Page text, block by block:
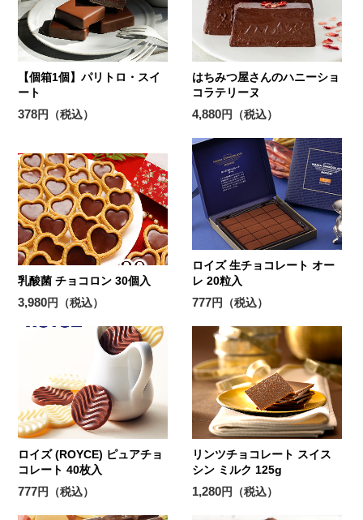
【個箱1個】パリトロ・スイ
ート
378円（税込）
はちみつ屋さんのハニーショ
コラテリーヌ
4,880円（税込）
乳酸菌 チョコロン 30個入
3,980円（税込）
ロイズ 生チョコレート オー
レ 20粒入
777円（税込）
ロイズ (ROYCE) ピュアチョ
コレート 40枚入
777円（税込）
リンツチョコレート スイス
シン ミルク 125g
1,280円（税込）